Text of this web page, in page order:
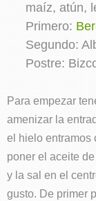
maíz, atún,
Primero:
Segundo:
Postre:
Para empezar
amenizar la
el hielo entramos
poner el aceite
y la sal en el
gusto. De primer